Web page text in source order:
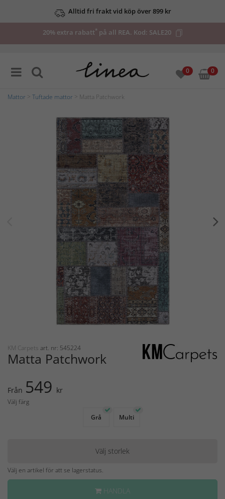
Alltid fri frakt vid köp över 899 kr
20% extra rabatt*på all REA. Kod: SALE20
0 0
Mattor Tuftade mattor > Matta Patchwork
KM Carpets art. nr: 545224
Matta Patchwork
Från 549 kr
Välj färg
Grå
Multi
Välj storlek
Välj en artikel för att se lagerstatus.
HANDLA